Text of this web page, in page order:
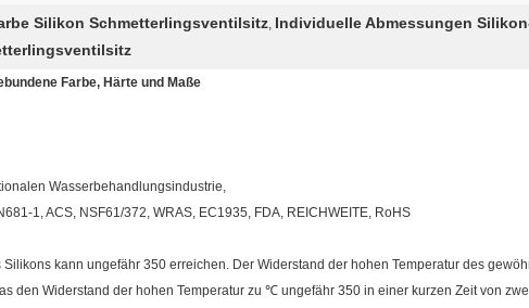
Silikon Schmetterlingsventilsitz, Individuelle Abmessungen
Farbe, Härte und Maße
Wasserbehandlungsindustrie,
1, ACS, NSF61/372, WRAS, EC1935, FDA, REICHWEITE, RoHS
Silikons kann ungefähr 350 erreichen. Der Widerstand der hohen Temperatur des
den Widerstand der hohen Temperatur zu ℃ ungefähr 350 in einer kurzen Zeit von